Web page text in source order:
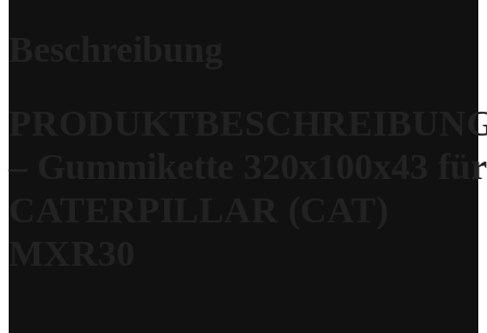
– Gummikette 320x100x43 für